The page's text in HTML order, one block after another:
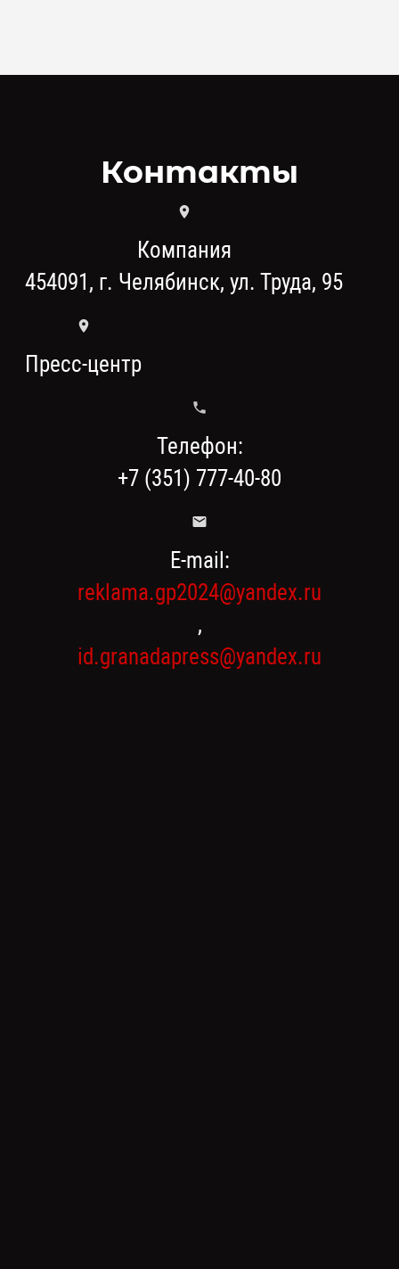
Контакты
Компания
454091, г. Челябинск, ул. Труда, 95
Пресс-центр
Телефон:
+7 (351) 777-40-80
E-mail:
reklama.gp2024@yandex.ru
,
id.granadapress@yandex.ru